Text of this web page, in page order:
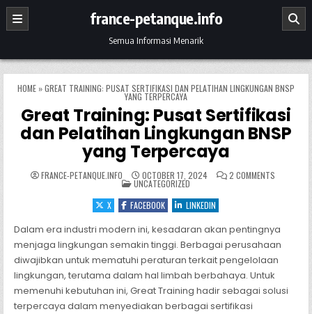
Skip to content
france-petanque.info
Semua Informasi Menarik
HOME »GREAT TRAINING: PUSAT SERTIFIKASI DAN PELATIHAN LINGKUNGAN BNSP
YANG TERPERCAYA
Great Training: Pusat Sertifikasi
dan Pelatihan Lingkungan BNSP
yang Terpercaya
FRANCE-PETANQUE.INFO OCTOBER 17, 2024 2 COMMENTSON GREAT
POSTED IN
UNCATEGORIZED
X
FACEBOOK LINKEDIN
Dalam era industri modern ini, kesadaran akan pentingnya
menjaga lingkungan semakin tinggi. Berbagai perusahaan
diwajibkan untuk mematuhi peraturan terkait pengelolaan
lingkungan, terutama dalam hal limbah berbahaya. Untuk
memenuhi kebutuhan ini, Great Training hadir sebagai solusi
terpercaya dalam menyediakan berbagai sertifikasi